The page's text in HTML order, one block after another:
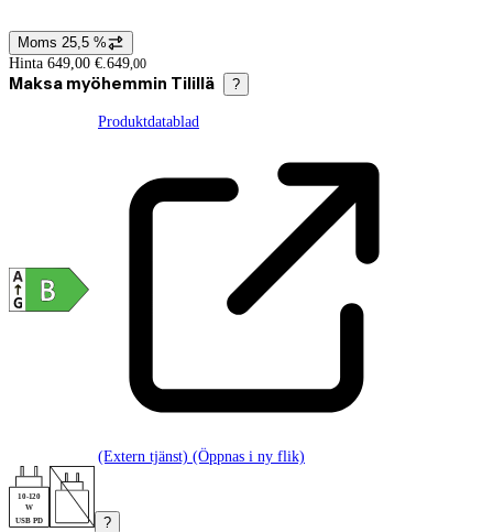
Prisinformation
Moms 25,5 %
Hinta 649,00 €. 649,00
Maksa myöhemmin Tilillä ?
Produktdatablad
(Extern tjänst) (Öppnas i ny flik)
10-120
W
USB PD
?